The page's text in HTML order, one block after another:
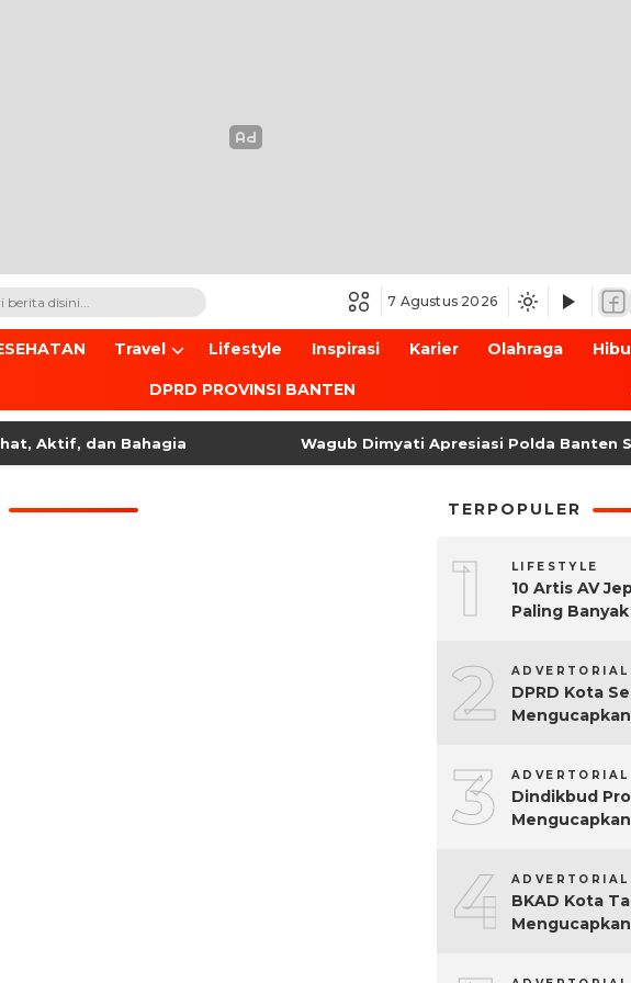
7 Agustus 2026
Travel Lifestyle Inspirasi Karier Olahraga
DPRD PROVINSI BANTEN
Aktif, dan Bahagia Wagub Dimyati Apresiasi Polda Banten
TERPOPULER
1 LIFESTYLE
10 Artis AV
Paling
2 ADVERTORIAL
DPRD Kota
Mengucapkan
3 ADVERTORIAL
Dindikbud
Mengucapkan
4 ADVERTORIAL
BKAD Kota